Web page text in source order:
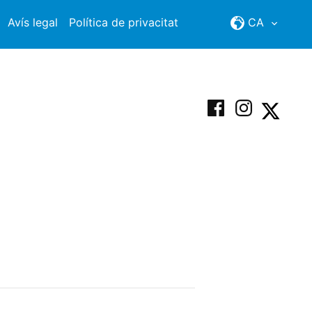
CA
Avís legal Política de privacitat
Facebook
Instagram
X